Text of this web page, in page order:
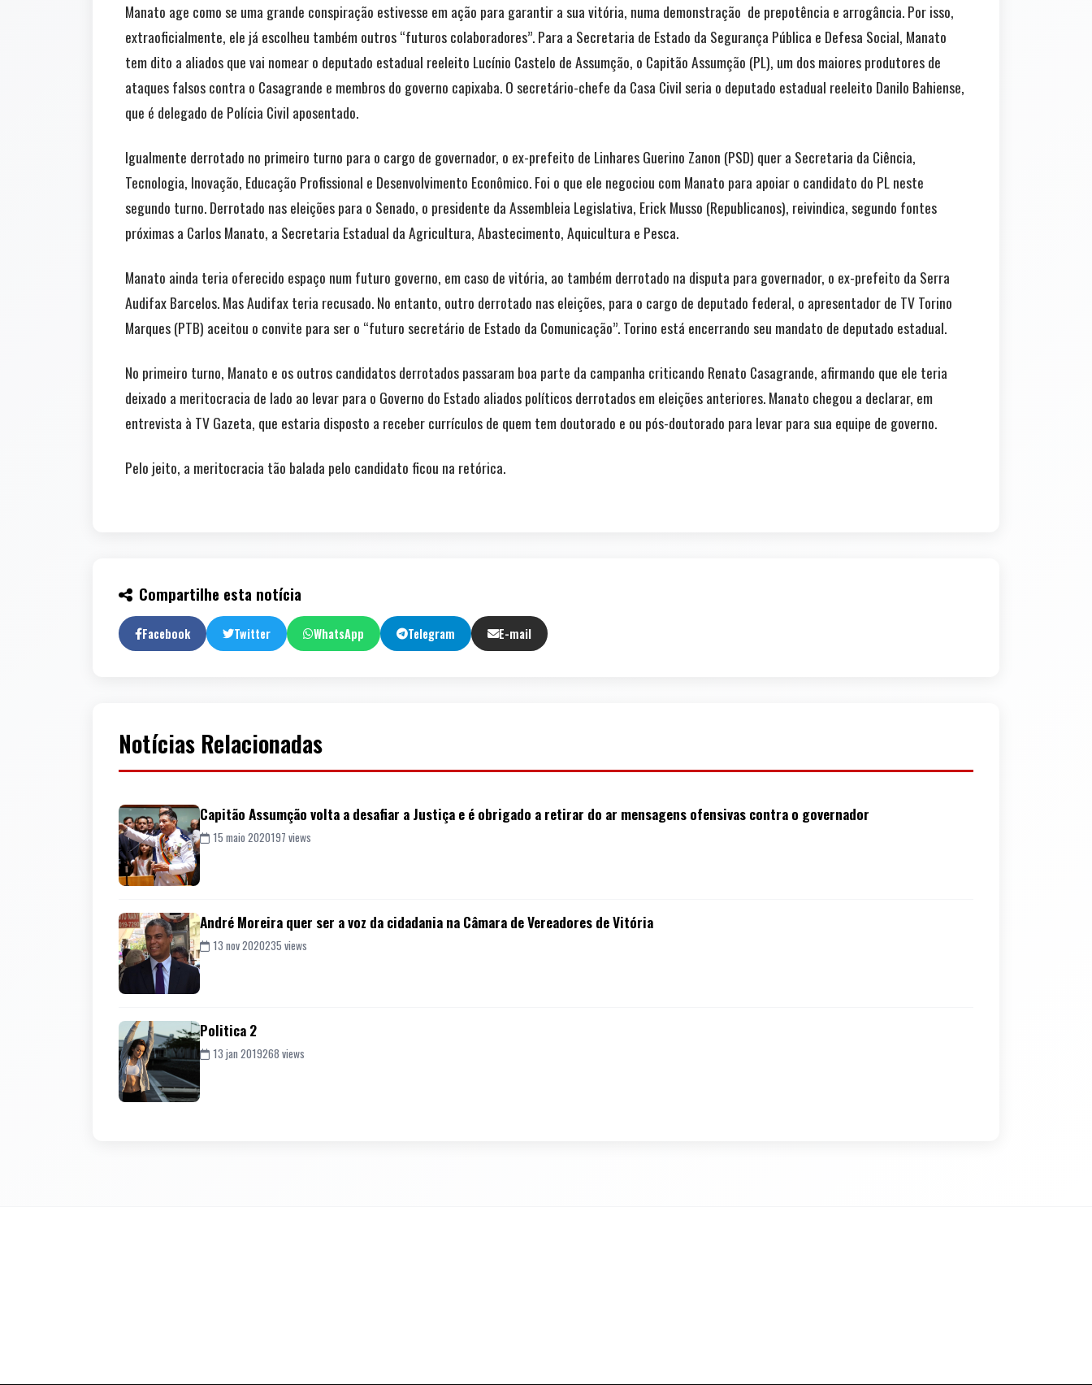
Manato age como se uma grande conspiração estivesse em ação para garantir a sua vitória, numa demonstração de prepotência e arrogância. Por isso,
extraoficialmente, ele já escolheu também outros “futuros colaboradores”. Para a Secretaria de Estado da Segurança Pública e Defesa Social, Manato
tem dito a aliados que vai nomear o deputado estadual reeleito Lucínio Castelo de Assumção, o Capitão Assumção (PL), um dos maiores produtores de
ataques falsos contra o Casagrande e membros do governo capixaba. O secretário-chefe da Casa Civil seria o deputado estadual reeleito Danilo Bahiense,
que é delegado de Polícia Civil aposentado.
Igualmente derrotado no primeiro turno para o cargo de governador, o ex-prefeito de Linhares Guerino Zanon (PSD) quer a Secretaria da Ciência,
Tecnologia, Inovação, Educação Profissional e Desenvolvimento Econômico. Foi o que ele negociou com Manato para apoiar o candidato do PL neste
segundo turno. Derrotado nas eleições para o Senado, o presidente da Assembleia Legislativa, Erick Musso (Republicanos), reivindica, segundo fontes
próximas a Carlos Manato, a Secretaria Estadual da Agricultura, Abastecimento, Aquicultura e Pesca.
Manato ainda teria oferecido espaço num futuro governo, em caso de vitória, ao também derrotado na disputa para governador, o ex-prefeito da Serra
Audifax Barcelos. Mas Audifax teria recusado. No entanto, outro derrotado nas eleições, para o cargo de deputado federal, o apresentador de TV Torino
Marques (PTB) aceitou o convite para ser o “futuro secretário de Estado da Comunicação”. Torino está encerrando seu mandato de deputado estadual.
No primeiro turno, Manato e os outros candidatos derrotados passaram boa parte da campanha criticando Renato Casagrande, afirmando que ele teria
deixado a meritocracia de lado ao levar para o Governo do Estado aliados políticos derrotados em eleições anteriores. Manato chegou a declarar, em
entrevista à TV Gazeta, que estaria disposto a receber currículos de quem tem doutorado e ou pós-doutorado para levar para sua equipe de governo.
Pelo jeito, a meritocracia tão balada pelo candidato ficou na retórica.
Compartilhe esta notícia
Facebook Twitter WhatsApp Telegram E-mail
Notícias Relacionadas
Capitão Assumção volta a desafiar a Justiça e é obrigado a retirar do ar mensagens ofensivas contra o governador
15 maio 2020197 views
André Moreira quer ser a voz da cidadania na Câmara de Vereadores de Vitória
13 nov 2020235 views
Politica 2
13 jan 2019268 views